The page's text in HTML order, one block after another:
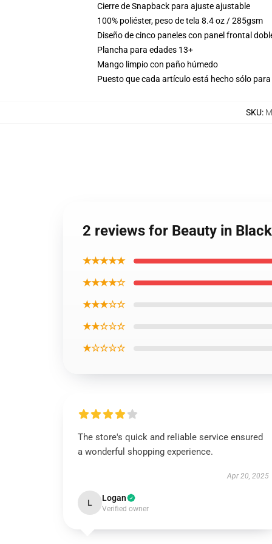
Cierre de Snapback para ajuste ajustable
100% poliéster, peso de tela 8.4 oz / 285gsm
Diseño de cinco paneles con panel frontal
Plancha para edades 13+
Mango limpio con paño húmedo
Puesto que cada artículo está hecho sólo
SKU:
2 reviews for Beauty in
★★★★★
★★★★☆
★★★☆☆
★★☆☆☆
★☆☆☆☆
The store's quick and reliable service ensured
a wonderful shopping experience.
Apr 20, 2025
L Logan
Verified owner